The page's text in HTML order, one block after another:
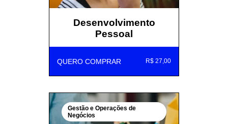
Desenvolvimento
Pessoal
QUERO COMPRAR R$ 27,00
Gestão e Operações de
Negócios